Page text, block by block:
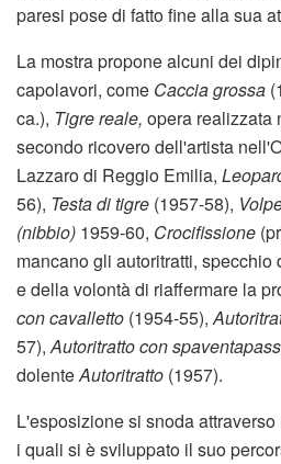
paresi pose di fatto fine alla sua
La mostra propone alcuni dei
capolavori, come Caccia grossa
ca.), Tigre reale, opera realizzata
secondo ricovero dell'artista
Lazzaro di Reggio Emilia,
56), Testa di tigre (1957-58),
(nibbio) 1959-60, Crocifissione
mancano gli autoritratti,
e della volontà di riaffermare la
con cavalletto (1954-55),
57),Autoritratto con
dolenteAutoritratto (1957).
L'esposizione si snoda
i quali si è sviluppato il suo